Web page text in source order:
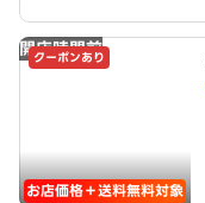
開店時間前
クーポンあり
お店価格＋送料無料対象